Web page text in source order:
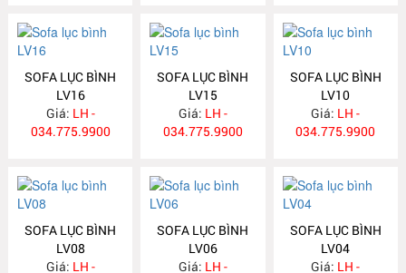
SOFA LỤC BÌNH
LV16
Giá: LH -
034.775.9900
SOFA LỤC BÌNH
LV15
Giá: LH -
034.775.9900
SOFA LỤC BÌNH
LV10
Giá: LH -
034.775.9900
SOFA LỤC BÌNH
LV08
Giá: LH -
SOFA LỤC BÌNH
LV06
Giá: LH -
SOFA LỤC BÌNH
LV04
Giá: LH -